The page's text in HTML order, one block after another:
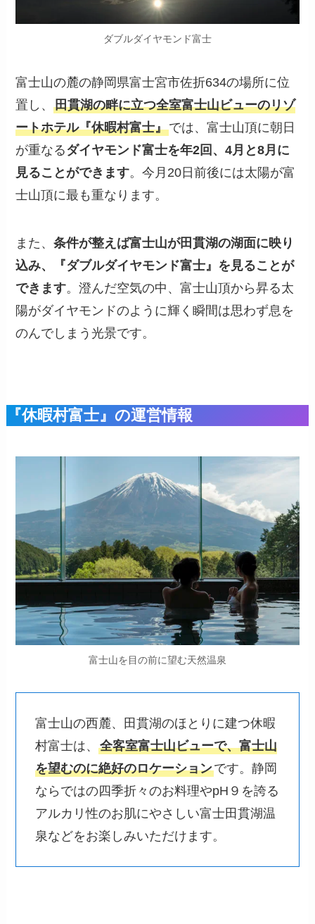
ダブルダイヤモンド富士
富士山の麓の静岡県富士宮市佐折634の場所に位
置し、田貫湖の畔に立つ全室富士山ビューのリゾ
ートホテル『休暇村富士』では、富士山頂に朝日
が重なるダイヤモンド富士を年2回、4月と8月に
見ることができます。今月20日前後には太陽が富
士山頂に最も重なります。
また、条件が整えば富士山が田貫湖の湖面に映り
込み、『ダブルダイヤモンド富士』を見ることが
できます。澄んだ空気の中、富士山頂から昇る太
陽がダイヤモンドのように輝く瞬間は思わず息を
のんでしまう光景です。
『休暇村富士』の運営情報
富士山を目の前に望む天然温泉
富士山の西麓、田貫湖のほとりに建つ休暇
村富士は、全客室富士山ビューで、富士山
を望むのに絶好のロケーションです。静岡
ならではの四季折々のお料理やpH９を誇る
アルカリ性のお肌にやさしい富士田貫湖温
泉などをお楽しみいただけます。